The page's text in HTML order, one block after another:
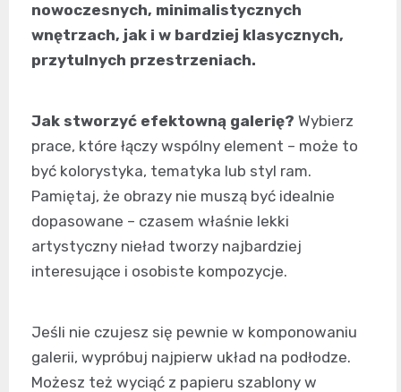
nowoczesnych, minimalistycznych
wnętrzach, jak i w bardziej klasycznych,
przytulnych przestrzeniach.
Jak stworzyć efektowną galerię? Wybierz
prace, które łączy wspólny element – może to
być kolorystyka, tematyka lub styl ram.
Pamiętaj, że obrazy nie muszą być idealnie
dopasowane – czasem właśnie lekki
artystyczny nieład tworzy najbardziej
interesujące i osobiste kompozycje.
Jeśli nie czujesz się pewnie w komponowaniu
galerii, wypróbuj najpierw układ na podłodze.
Możesz też wyciąć z papieru szablony w